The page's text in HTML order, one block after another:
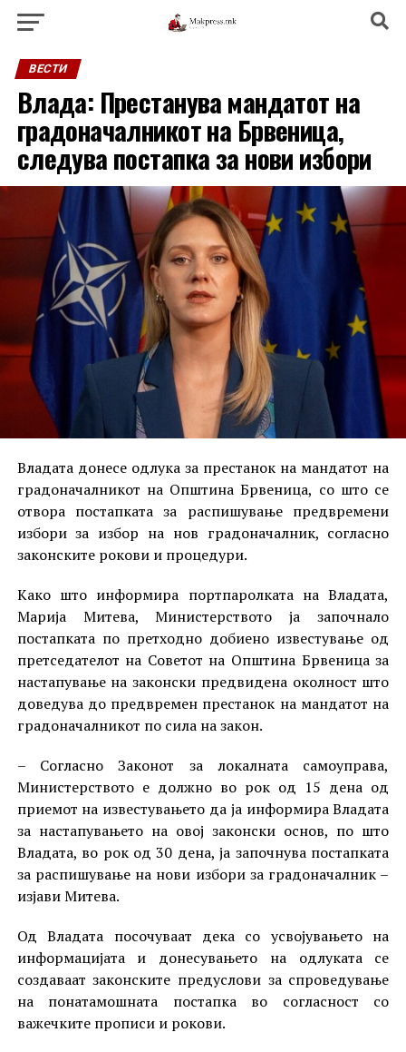
ВЕСТИ
Влада: Престанува мандатот на
градоначалникот на Брвеница,
следува постапка за нови избори
Владата донесе одлука за престанок на мандатот на
градоначалникот на Општина Брвеница, со што се
отвора постапката за распишување предвремени
избори за избор на нов градоначалник, согласно
законските рокови и процедури.
Како што информира портпаролката на Владата,
Марија Митева, Министерството ја започнало
постапката по претходно добиено известување од
претседателот на Советот на Општина Брвеница за
настапување на законски предвидена околност што
доведува до предвремен престанок на мандатот на
градоначалникот по сила на закон.
– Согласно Законот за локалната самоуправа,
Министерството е должно во рок од 15 дена од
приемот на известувањето да ја информира Владата
за настапувањето на овој законски основ, по што
Владата, во рок од 30 дена, ја започнува постапката
за распишување на нови избори за градоначалник –
изјави Митева.
Од Владата посочуваат дека со усвојувањето на
информацијата и донесувањето на одлуката се
создаваат законските предуслови за спроведување
на понатамошната постапка во согласност со
важечките прописи и рокови.